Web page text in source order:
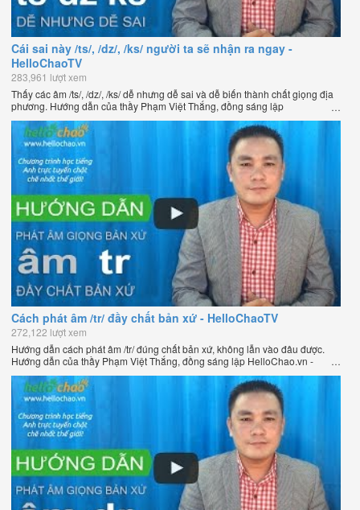
Cái sai này /ts/, /dz/, /ks/ người ta sẽ nhận ra ngay -
HelloChaoTV
283,961 lượt xem
Thấy các âm /ts/, /dz/, /ks/ dễ nhưng dễ sai và dễ biến thành chất giọng địa
phương. Hướng dẫn của thầy Phạm Việt Thắng, đồng sáng lập
HelloChao.vn - Chương trình dạy tiếng Anh trực tuyến chặt chẽ nhất thế
giới.
Cách phát âm /tr/ đầy chất bản xứ - HelloChaoTV
272,122 lượt xem
Hướng dẫn cách phát âm /tr/ đúng chất bản xứ, không lẫn vào đâu được.
Hướng dẫn của thầy Phạm Việt Thắng, đồng sáng lập HelloChao.vn -
Chương trình dạy tiếng Anh trực tuyến chặt chẽ nhất thế giới.